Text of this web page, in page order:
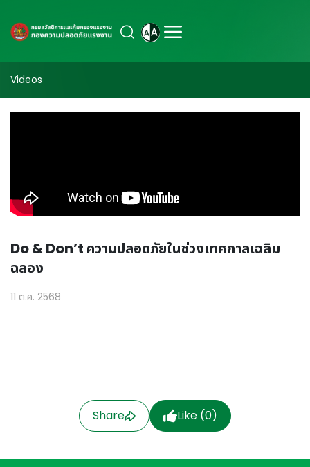
Videos
Do & Don’t ความปลอดภัยในช่วงเทศกาลเฉลิม
ฉลอง
11 ต.ค. 2568
Share Like (0)